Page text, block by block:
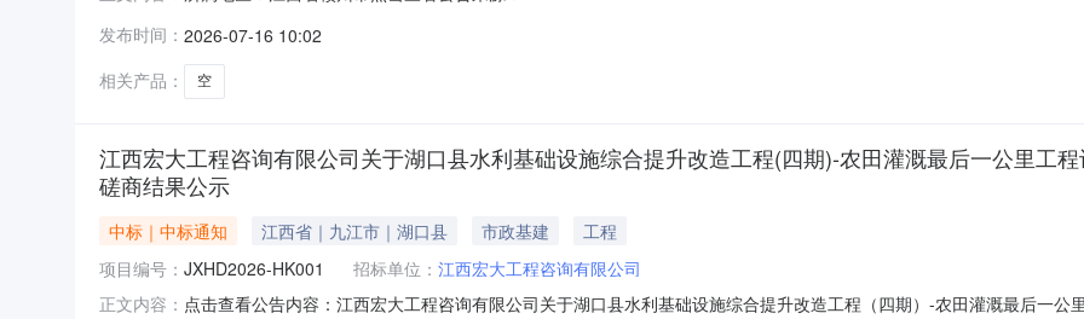
发布时间： 2026-07-16 10:02
相关产品：
空
江西宏大工程咨询有限公司关于湖口县水利基础设施综合提升改造工程(四期)-农田灌溉最后一公里工
磋商结果公示
中标｜中标通知 江西省｜九江市｜湖口县 市政基建
工程
项目编号： JXHD2026-HK001 招标单位： 江西宏大工程咨询有限公司
正文内容： 点击查看公告内容：江西宏大工程咨询有限公司关于湖口县水利基础设施综合提升改造工程（四期）-农田灌溉最后一